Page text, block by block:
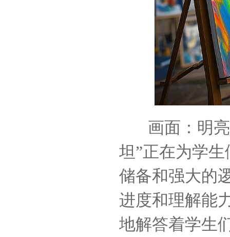
画面：明亮
坦”正在为学
储备和强大的
进度和理解能
地解答着学生